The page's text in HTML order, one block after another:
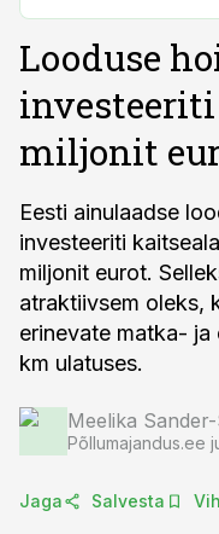
Looduse
investeeriti
miljonit
Eesti ainulaadse
investeeriti
miljonit eurot.
atraktiivsem oleks,
erinevate matka-
km ulatuses.
Meelika
Põllumajandus.ee
Jaga Salvesta